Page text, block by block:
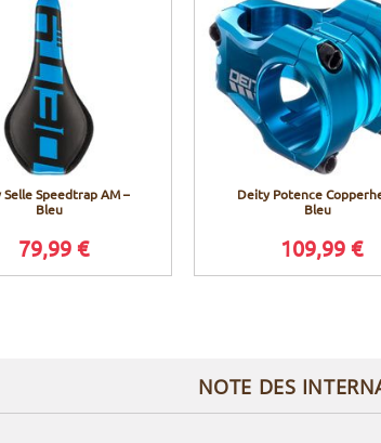
Speedtrap AM –
Bleu
79,99 €
Deity Potence
Bleu
109,99 €
NOTE DES